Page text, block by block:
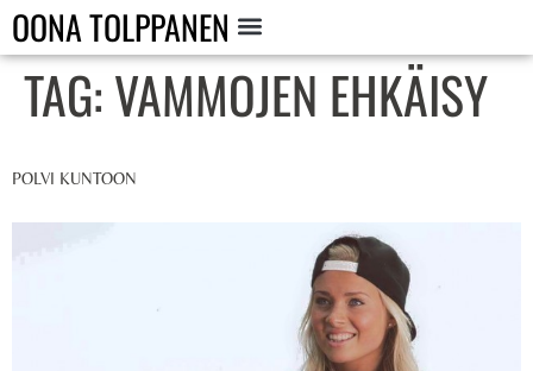
OONA TOLPPANEN
TAG:VAMMOJEN EHKÄISY
POLVI KUNTOON